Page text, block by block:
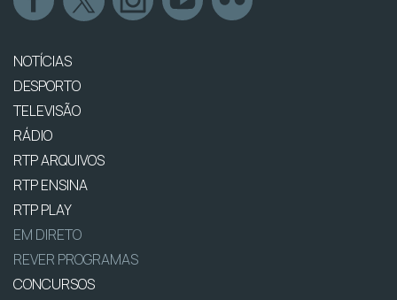
NOTÍCIAS
DESPORTO
TELEVISÃO
RÁDIO
RTP ARQUIVOS
RTP ENSINA
RTP PLAY
EM DIRETO
REVER PROGRAMAS
CONCURSOS